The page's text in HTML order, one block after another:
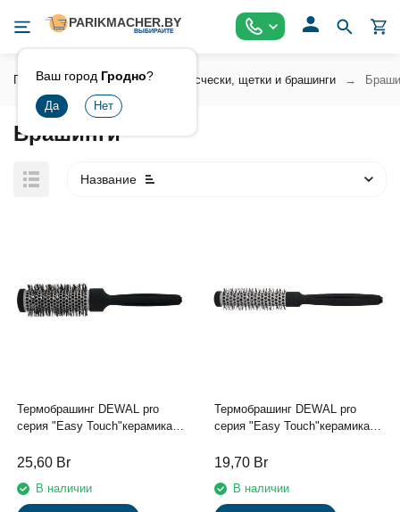
Ваш город Гродно?
Главная Инструмент Расчески, щетки и брашинги
Брашинги
Название
Термобрашинг DEWAL pro
серия "Easy Touch"керамика,
хвостиком d 31/45 мм
25,60 Br
В наличии
Термобрашинг DEWAL pro
серия "Easy Touch"керамика,
хвостиком d 18/32 мм
19,70 Br
В наличии